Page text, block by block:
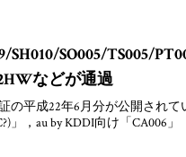
SO005/TS005/
などが通過
平成22年6月分が公開されて
，au by KDDI向け「CA006」